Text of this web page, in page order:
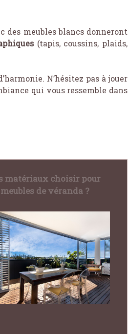
des meubles blancs donneront
(tapis, coussins, plaids,
N’hésitez pas à jouer
qui vous ressemble dans
matériaux choisir pour
de véranda ?